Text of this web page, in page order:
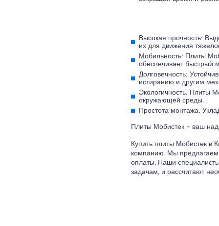
Высокая прочность:
их для движения
Мобильность: Плиты
обеспечивает быстрый
Долговечность:
истиранию и другим
Экологичность: Плиты
окружающей среды.
Простота монтажа:
Плиты Мобистек – ваш
Купить плиты Мобистек в
компанию. Мы предлагаем
оплаты. Наши
задачам, и рассчитают